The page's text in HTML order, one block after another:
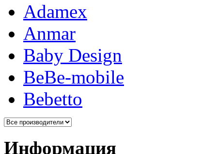
Adamex
Anmar
Baby Design
BeBe-mobile
Bebetto
Информация